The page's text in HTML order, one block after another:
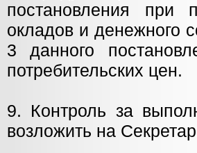
постановления при
окладов и денежного
3 данного
потребительских цен.
9. Контроль за
возложить на